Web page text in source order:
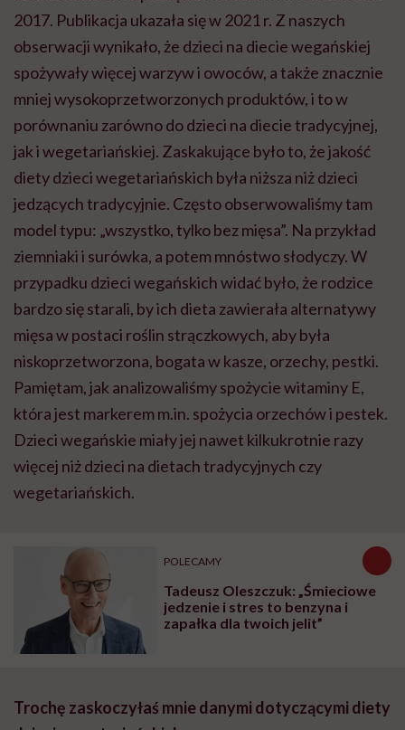
2017. Publikacja ukazała się w 2021 r. Z naszych
obserwacji wynikało, że dzieci na diecie wegańskiej
spożywały więcej warzyw i owoców, a także znacznie
mniej wysokoprzetworzonych produktów, i to w
porównaniu zarówno do dzieci na diecie tradycyjnej,
jak i wegetariańskiej. Zaskakujące było to, że jakość
diety dzieci wegetariańskich była niższa niż dzieci
jedzących tradycyjnie. Często obserwowaliśmy tam
model typu: „wszystko, tylko bez mięsa”. Na przykład
ziemniaki i surówka, a potem mnóstwo słodyczy. W
przypadku dzieci wegańskich widać było, że rodzice
bardzo się starali, by ich dieta zawierała alternatywy
mięsa w postaci roślin strączkowych, aby była
niskoprzetworzona, bogata w kasze, orzechy, pestki.
Pamiętam, jak analizowaliśmy spożycie witaminy E,
która jest markerem m.in. spożycia orzechów i pestek.
Dzieci wegańskie miały jej nawet kilkukrotnie razy
więcej niż dzieci na dietach tradycyjnych czy
wegetariańskich.
POLECAMY
Tadeusz Oleszczuk: „Śmieciowe
jedzenie i stres to benzyna i
zapałka dla twoich jelit”
Trochę zaskoczyłaś mnie danymi dotyczącymi diety